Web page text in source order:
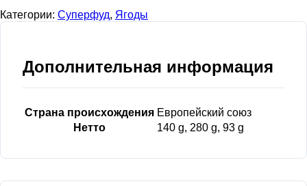
Категории: Суперфуд, Ягоды
Дополнительная информация
Страна происхождения Европейский союз
Нетто
140 g, 280 g, 93 g